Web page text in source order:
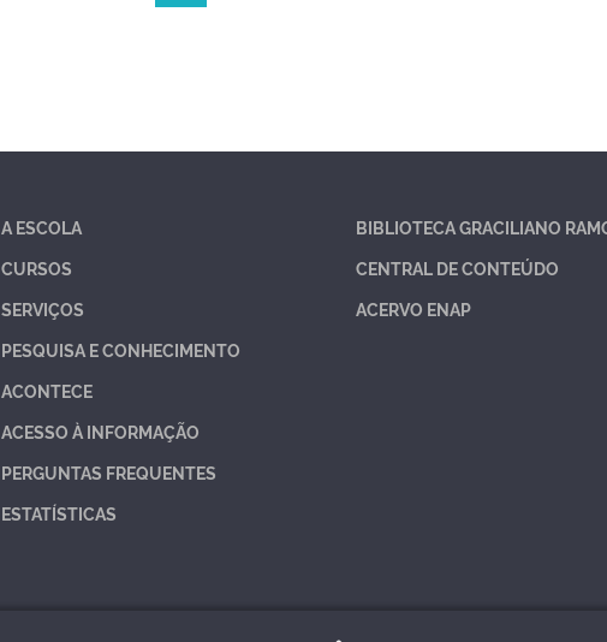
A ESCOLA
CURSOS
SERVIÇOS
PESQUISA E CONHECIMENTO
ACONTECE
ACESSO À INFORMAÇÃO
PERGUNTAS FREQUENTES
ESTATÍSTICAS
BIBLIOTECA GRACILIANO
CENTRAL DE CONTEÚDO
ACERVO ENAP